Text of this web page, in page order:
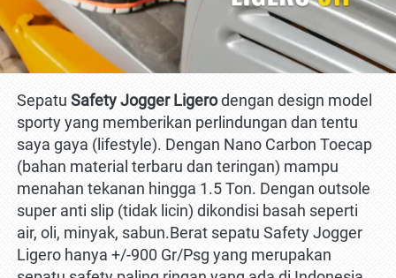
Sepatu Safety Jogger Ligero dengan design model
sporty yang memberikan perlindungan dan tentu
saya gaya (lifestyle). Dengan Nano Carbon Toecap
(bahan material terbaru dan teringan) mampu
menahan tekanan hingga 1.5 Ton. Dengan outsole
super anti slip (tidak licin) dikondisi basah seperti
air, oli, minyak, sabun.Berat sepatu Safety Jogger
Ligero hanya +/-900 Gr/Psg yang merupakan